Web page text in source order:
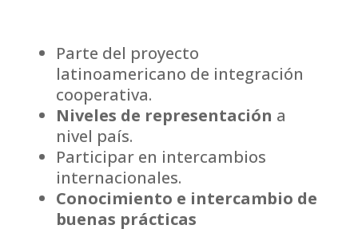
Parte del proyecto
latinoamericano de integración
cooperativa.
Niveles de representación a
nivel país.
Participar en intercambios
internacionales.
Conocimiento e intercambio de
buenas prácticas